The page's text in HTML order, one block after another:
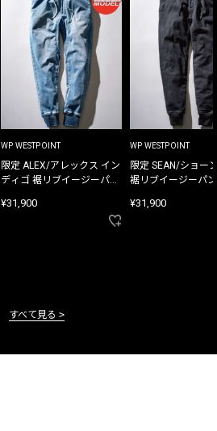
WP WESTPOINT
限定 ALEX/アレックス イン
ディゴ 裾リブイージーパン
¥31,900
WP WESTPOINT
限定 SEAN/ショー
裾リブイージーパ
¥31,900
すべて見る